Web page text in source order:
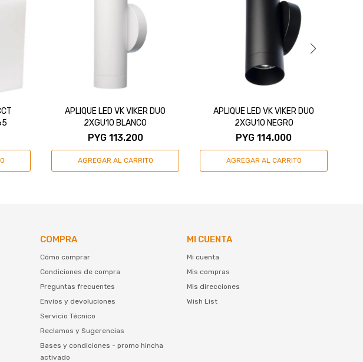
APLIQUE LED VK VIKER DUO
2XGU10 BLANCO
PYG 113.200
APLIQUE LED VK VIKER DUO
2XGU10 NEGRO
PYG 114.000
COMPRA
Cómo comprar
Condiciones de compra
Preguntas frecuentes
Envíos y devoluciones
Servicio Técnico
Reclamos y Sugerencias
Bases y condiciones - promo hincha
activado
MI CUENTA
Mi cuenta
Mis compras
Mis direcciones
Wish List